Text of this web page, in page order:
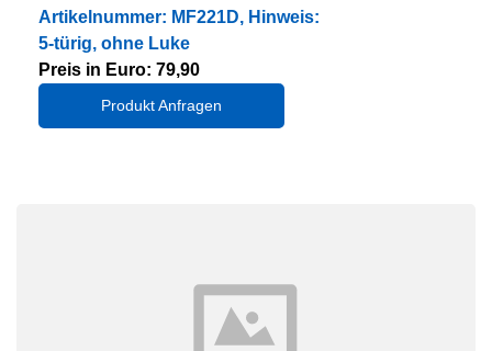
Artikelnummer: MF221D, Hinweis:
5-türig, ohne Luke
Preis in Euro: 79,90
Produkt Anfragen